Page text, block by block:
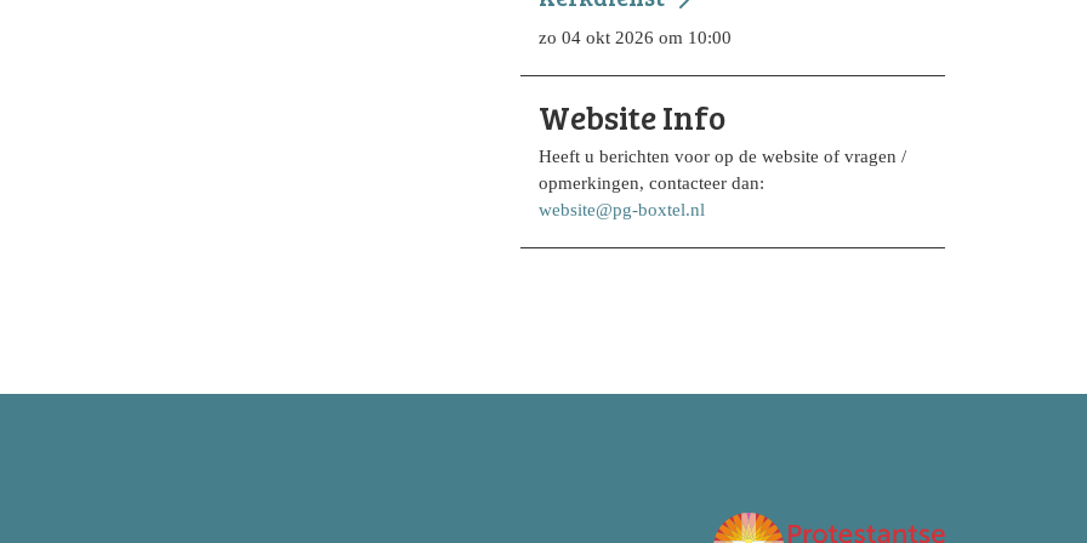
zo 04 okt 2026 om 10:00
Website Info
Heeft u berichten voor op de website of vragen /
opmerkingen, contacteer dan:
website@pg-boxtel.nl